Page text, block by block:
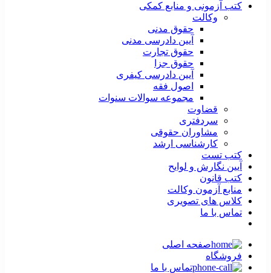
کتب آزمونی و منابع کمکی
وکالت
حقوق مدنی
آیین دادرسی مدنی
حقوق تجارت
حقوق جزا
آیین دادرسی کیفری
اصول فقه
مجموعه سوالات سنوات
قضاوت
سردفتری
مشاوران حقوقی
کارشناسی ارشد
کتب تست
آیین نگارش و لوایح
کتب قانون
منابع آزمون وکالت
کلاس های تصویری
تماس با ما
صفحه اصلی
فروشگاه
تماس با ما